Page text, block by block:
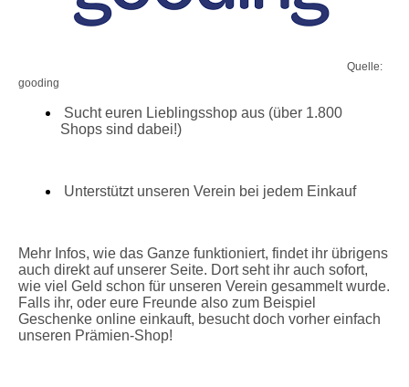
Quelle:
gooding
Sucht euren Lieblingsshop aus (über 1.800
Shops sind dabei!)
Unterstützt unseren Verein bei jedem Einkauf
Mehr Infos, wie das Ganze funktioniert, findet ihr übrigens
auch direkt auf unserer Seite. Dort seht ihr auch sofort,
wie viel Geld schon für unseren Verein gesammelt wurde.
Falls ihr, oder eure Freunde also zum Beispiel
Geschenke online einkauft, besucht doch vorher einfach
unseren Prämien-Shop!